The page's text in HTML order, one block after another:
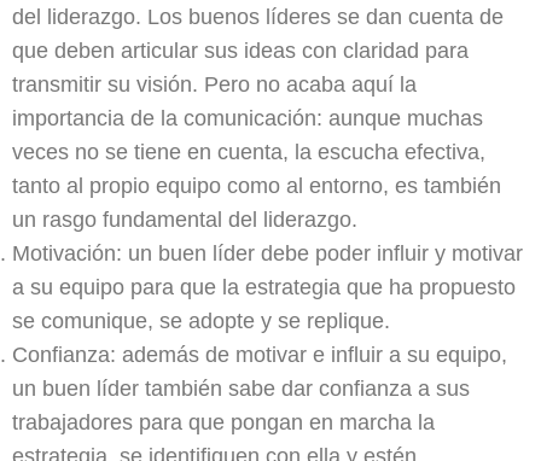
del liderazgo. Los buenos líderes se dan cuenta de
que deben articular sus ideas con claridad para
transmitir su visión. Pero no acaba aquí la
importancia de la comunicación: aunque muchas
veces no se tiene en cuenta, la escucha efectiva,
tanto al propio equipo como al entorno, es también
un rasgo fundamental del liderazgo.
Motivación: un buen líder debe poder influir y motivar
a su equipo para que la estrategia que ha propuesto
se comunique, se adopte y se replique.
Confianza: además de motivar e influir a su equipo,
un buen líder también sabe dar confianza a sus
trabajadores para que pongan en marcha la
estrategia, se identifiquen con ella y estén